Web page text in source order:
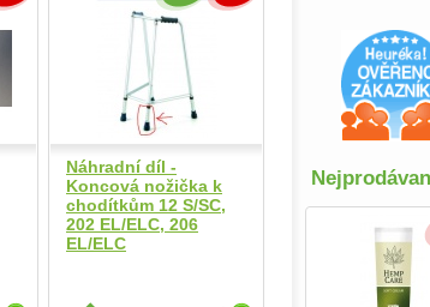
Náhradní díl -
Koncová nožička k
chodítkům 12 S/SC,
202 EL/ELC, 206
EL/ELC